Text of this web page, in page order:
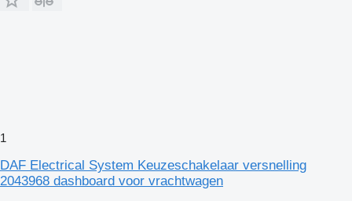
1
DAF Electrical System Keuzeschakelaar versnelling
2043968 dashboard voor vrachtwagen